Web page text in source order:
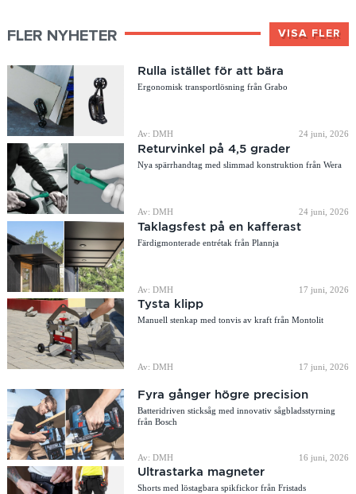
FLER NYHETER VISA FLER
Rulla istället för att bära
Ergonomisk transportlösning från Grabo
Av: DMH 24 juni, 2026
Returvinkel på 4,5 grader
Nya spärrhandtag med slimmad konstruktion från Wera
Av: DMH 24 juni, 2026
Taklagsfest på en kafferast
Färdigmonterade entrétak från Plannja
Av: DMH 17 juni, 2026
Tysta klipp
Manuell stenkap med tonvis av kraft från Montolit
Av: DMH 17 juni, 2026
Fyra gånger högre precision
Batteridriven sticksåg med innovativ sågbladsstyrning
från Bosch
Av: DMH 16 juni, 2026
Ultrastarka magneter
Shorts med löstagbara spikfickor från Fristads